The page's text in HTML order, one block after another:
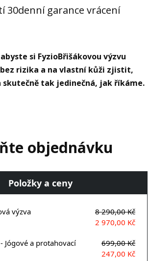
30denní garance vrácení
si FyzioBřišákovou výzvu
rizika a na vlastní kůži zjistit,
skutečně tak jedinečná, jak říkáme.
objednávku
Položky a ceny
výzva
8 290,00 Kč
2 970,00 Kč
Jógové a protahovací
699,00 Kč
247,00 Kč